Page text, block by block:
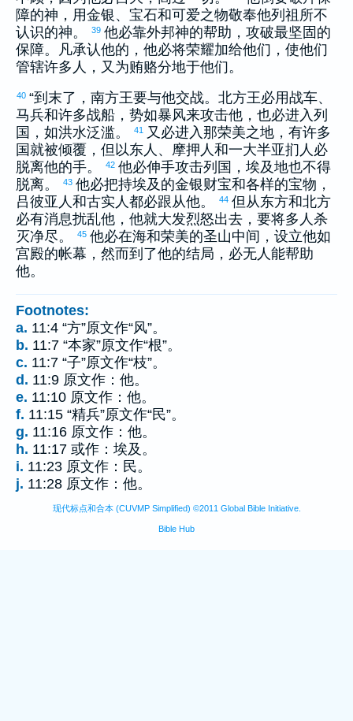
障的神，用金银、宝石和可爱之物敬奉他列祖所不
认识的神。
39 他必靠外邦神的帮助，攻破最坚固的
保障。凡承认他的，他必将荣耀加给他们，使他们
管辖许多人，又为贿赂分地于他们。
40 “到末了，南方王要与他交战。北方王必用战车、
马兵和许多战船，势如暴风来攻击他，也必进入列
国，如洪水泛滥。
41
又必进入那荣美之地，有许多
国就被倾覆，但以东人、 摩押 人和一大半亚扪 人必
脱离他的手。
42 他必伸手攻击列国， 埃及地也不得
脱离。
43 他必把持埃及 的金银财宝和各样的宝物，
吕彼亚 人和古实 人都必跟从他。 44 但从东方和北方
必有消息扰乱他，他就大发烈怒出去，要将多人杀
灭净尽。
45 他必在海和荣美的圣山中间，设立他如
宫殿的帐幕，然而到了他的结局，必无人能帮助
他。
Footnotes:
a. 11:4 “方”原文作“风”。
b. 11:7 “本家”原文作“根”。
c. 11:7 “子”原文作“枝”。
d. 11:9 原文作：他。
e. 11:10 原文作：他。
f. 11:15 “精兵”原文作“民”。
g. 11:16 原文作：他。
h. 11:17 或作：埃及。
i. 11:23 原文作：民。
j. 11:28 原文作：他。
现代标点和合本 (CUVMP Simplified) ©2011 Global Bible Initiative.
Bible Hub